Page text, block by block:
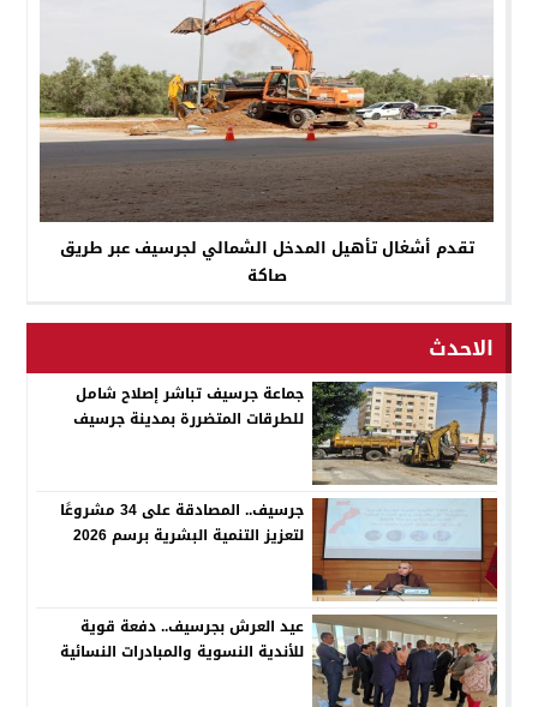
تقدم أشغال تأهيل المدخل الشمالي لجرسيف عبر طريق
صاكة
الاحدث
جماعة جرسيف تباشر إصلاح شامل
للطرقات المتضررة بمدينة جرسيف
جرسيف.. المصادقة على 34 مشروعًا
لتعزيز التنمية البشرية برسم 2026
عيد العرش بجرسيف.. دفعة قوية
للأندية النسوية والمبادرات النسائية